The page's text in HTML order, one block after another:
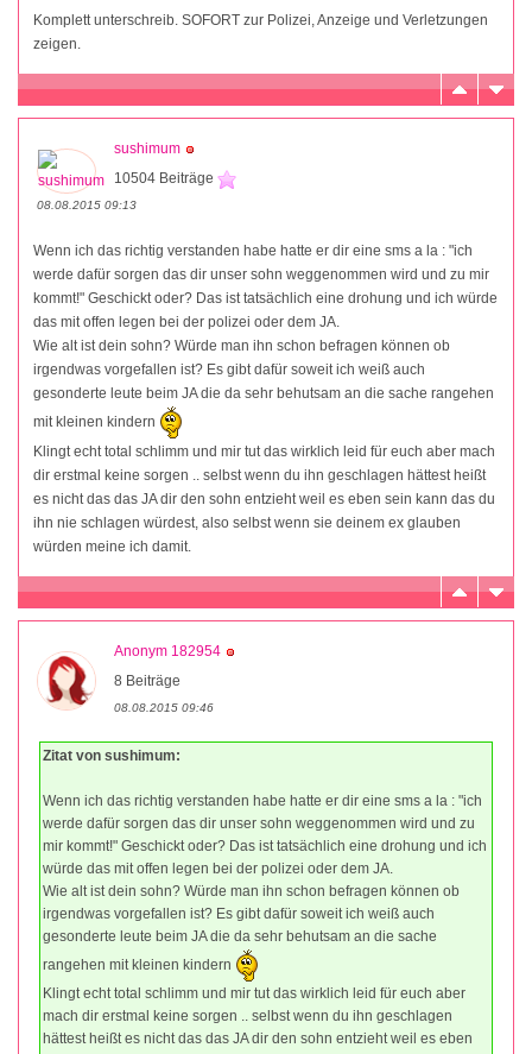
Komplett unterschreib. SOFORT zur Polizei, Anzeige und Verletzungen
zeigen.
sushimum
10504 Beiträge
08.08.2015 09:13
Wenn ich das richtig verstanden habe hatte er dir eine sms a la : "ich
werde dafür sorgen das dir unser sohn weggenommen wird und zu mir
kommt!" Geschickt oder? Das ist tatsächlich eine drohung und ich würde
das mit offen legen bei der polizei oder dem JA.
Wie alt ist dein sohn? Würde man ihn schon befragen können ob
irgendwas vorgefallen ist? Es gibt dafür soweit ich weiß auch
gesonderte leute beim JA die da sehr behutsam an die sache rangehen
mit kleinen kindern
Klingt echt total schlimm und mir tut das wirklich leid für euch aber mach
dir erstmal keine sorgen .. selbst wenn du ihn geschlagen hättest heißt
es nicht das das JA dir den sohn entzieht weil es eben sein kann das du
ihn nie schlagen würdest, also selbst wenn sie deinem ex glauben
würden meine ich damit.
Anonym 182954
8 Beiträge
08.08.2015 09:46
Zitat von sushimum:
Wenn ich das richtig verstanden habe hatte er dir eine sms a la : "ich
werde dafür sorgen das dir unser sohn weggenommen wird und zu
mir kommt!" Geschickt oder? Das ist tatsächlich eine drohung und ich
würde das mit offen legen bei der polizei oder dem JA.
Wie alt ist dein sohn? Würde man ihn schon befragen können ob
irgendwas vorgefallen ist? Es gibt dafür soweit ich weiß auch
gesonderte leute beim JA die da sehr behutsam an die sache
rangehen mit kleinen kindern
Klingt echt total schlimm und mir tut das wirklich leid für euch aber
mach dir erstmal keine sorgen .. selbst wenn du ihn geschlagen
hättest heißt es nicht das das JA dir den sohn entzieht weil es eben